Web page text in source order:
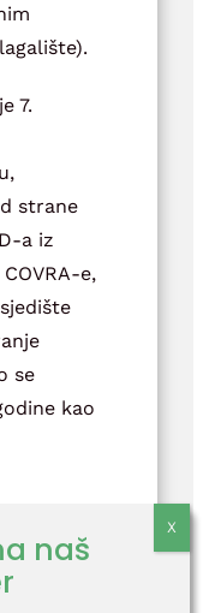
7.
strane
a iz
e,
se
kao
u radu
je
s
naš